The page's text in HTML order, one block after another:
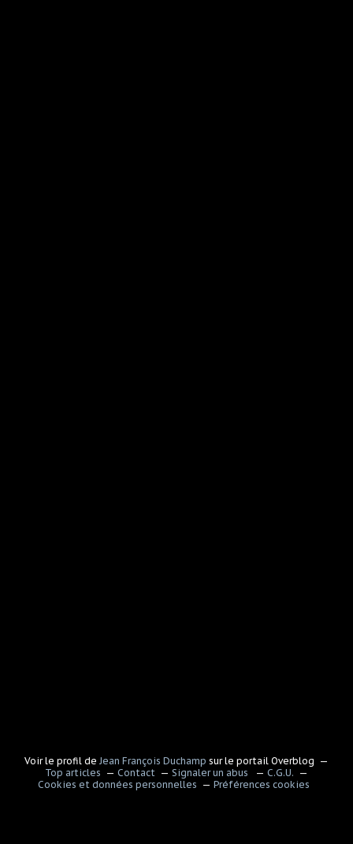
Voir le profil de Jean François Duchamp sur le portail Overblog
Top articles
Contact Signaler un abus
C.G.U.
Cookies et données personnelles
Préférences cookies